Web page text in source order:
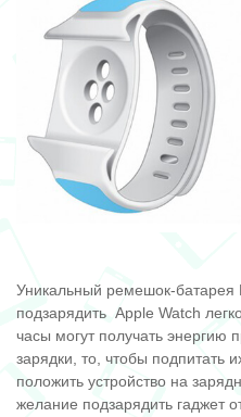
Уникальный ремешок-батарея
подзарядить Apple Watch
часы могут получать энергию
зарядки, то, чтобы подпитать
положить устройство на
желание подзарядить гаджет